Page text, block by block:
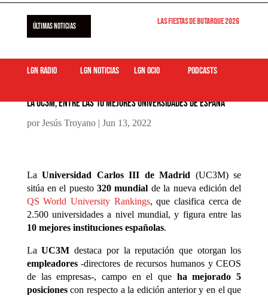
ÚLTIMAS NOTICIAS Las Fiestas de Butarque 2026 arrancan
LGN Radio LGN Noticias LGN ocio podcasts
La UC3M, entre las 10 mejores universidades de España
porJesús Troyano| Jun 13, 2022
LaUniversidad Carlos III de Madrid (UC3M) se
sitúa en el puesto320 mundial de la nueva edición del
QS World University Rankings, que clasifica cerca de
2.500 universidades a nivel mundial, y figura entre las
10 mejores instituciones españolas.
LaUC3M destaca por la reputación que otorgan los
empleadores-directores de recursos humanos y CEOS
de las empresas-, campo en el que ha mejorado 5
posicionescon respecto a la edición anterior y en el que